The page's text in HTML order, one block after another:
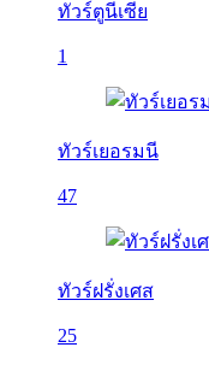
ทัวร์ตูนีเซีย
1
ทัวร์เยอรมนี
47
ทัวร์ฝรั่งเศส
25